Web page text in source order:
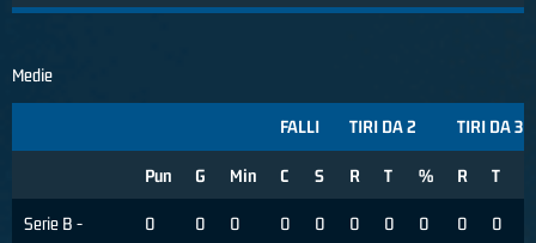
Medie
FALLI TIRI DA 2 TIRI DA 3
Pun G Min C S R T % R T
Serie B -
0 0 0 0 0 0 0 0 0 0